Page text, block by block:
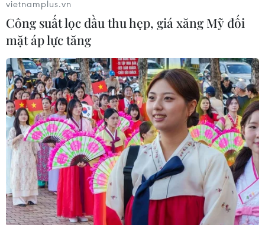
21/04/2023 08:25
Bộ Giao thông Vận tải yêu cầu khi đưa dự án đường ôtô
cao tốc phân kỳ đầu tư có 4 làn xe cơ giới (phần xe
chạy 2 làn mỗi bên) vào khai thác với tốc độ 90km/giờ.
vietnamplus.vn
Công suất lọc dầu thu hẹp, giá xăng Mỹ đối
mặt áp lực tăng